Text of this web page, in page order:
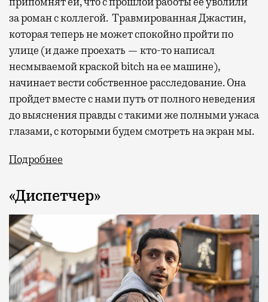
за роман с коллегой. Травмированная Джастин,
которая теперь не может спокойно пройти по
улице (и даже проехать — кто-то написал
несмываемой краской bitch на ее машине),
начинает вести собственное расследование. Она
пройдет вместе с нами путь от полного неведения
до выяснения правды с такими же полными ужаса
глазами, с которыми будем смотреть на экран мы.
Подробнее
«Диспетчер»